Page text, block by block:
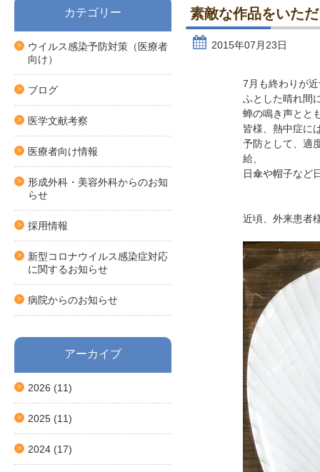
カテゴリー
ウイルス感染予防対策（医療者
向け）
ブログ
医学文献考察
医療者向け情報
形成外科・美容外科からのお知
らせ
採用情報
新型コロナウイルス感染症対応
に関するお知らせ
病院からのお知らせ
アーカイブ
2026 (11)
2025 (11)
2024 (17)
素敵な作品をいた
2015年07月23日
7月も終わりが
ふとした晴れ間
蝉の鳴き声とと
皆様、熱中症に
予防として、適
給、
日傘や帽子など
近頃、外来患者